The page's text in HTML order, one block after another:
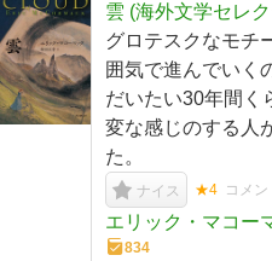
雲 (海外文学セレ
グロテスクなモチ
囲気で進んでいく
だいたい30年間く
変な感じのする人
た。
ナイス ★4 コメ
エリック・マコー
834